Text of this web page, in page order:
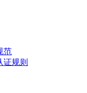
范
证规则